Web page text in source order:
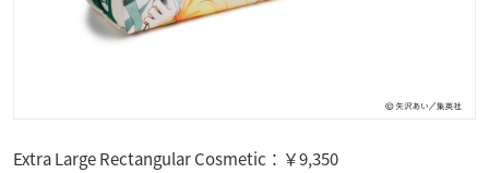
Extra Large Rectangular Cosmetic：￥9,350